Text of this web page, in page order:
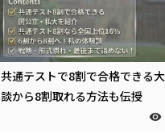
共通テストで8割で合格できる
談から8割取れる方法も伝授